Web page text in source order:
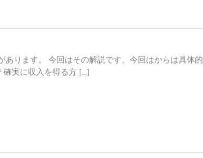
ります。 今回はその解説です。今回はからは具体的
確実に収入を得る方 […]